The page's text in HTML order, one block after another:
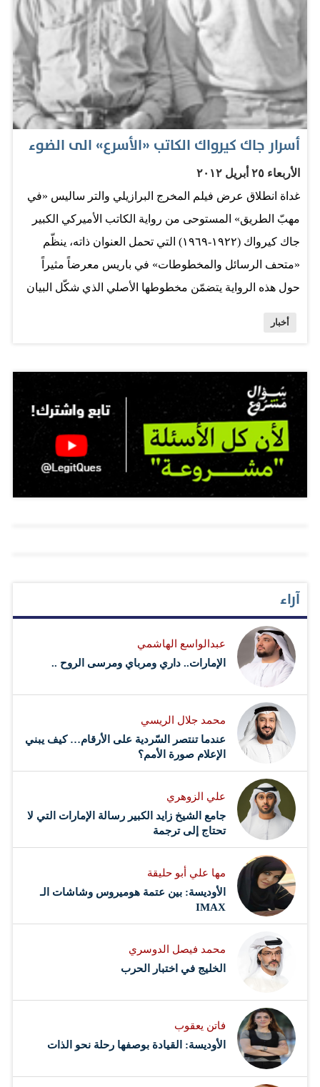
بقوة بهدف تقليص الفارق عن طريق اللاعب مشعل العجمي،
فدخلت المباراة فصول الإثارة والتحدي، حيث الهجمات
المتبادلة وتألق حراس المرميين والخطط التكتيكية المتنوعة.
وقبل نهاية الشوط الثاني بدقيقتين عاد مشعل العجمي ليحرز
هدف التعادل الذي أشعل المباراة حماسة، لتمتد نتيجة التعادل
الايجابي بهدفين لكل منهما حتى نهاية الوقت الأصلي من
أسرار جاك كيرواك الكاتب «الأسرع» الى الضوء
الأربعاء ٢٥ أبريل ٢٠١٢
غداة انطلاق عرض فيلم المخرج البرازيلي والتر ساليس «في
مهبّ الطريق» المستوحى من رواية الكاتب الأميركي الكبير
جاك كيرواك (١٩٢٢-١٩٦٩) التي تحمل العنوان ذاته، ينظّم
«متحف الرسائل والمخطوطات» في باريس معرضاً مثيراً
حول هذه الرواية يتضمّن مخطوطها الأصلي الذي شكّل البيان
وتجدر الإشارة أولاً إلى أن كيرواك خطّ روايته الأسطورية عام
١٩٥١ على أثر حمّى كتابية دفعته إلى إسقاط نصّها الطويل
(١٢٥ ألف كلمة) على آلته الكاتبة خلال عشرين يوماً فقط. وقد
روى في هذا النص مغامرات أصدقائه، وعلى رأسهم رفيق
دربه نيل كاسيدي الذي أوحى إليه بفكرة الكتاب، مستخدماً في
ذلك نثراً عفوياً مثيراً استعار تقنياته من الآلية السرّيالية. نصٌّ
فصول. وقبل انطلاقه في هذا المشروع الروائي، كتب كيرواك:
«سأعثر على لفافة ورقٍ من ذلك الذي يُستخدَم لتغطية
الرفوف. سأُدخِل هذه اللفافة في آلتي الكاتبة وأنطلق في
الطباعة بأقصى سرعة، غير مكترث لتلك…
أخبار
آراء
عبدالواسع الهاشمي
الإمارات.. داري ومرباي ومرسى الروح ..
محمد جلال الريسي
عندما تنتصر السّردية على الأرقام… كيف يبني
الإعلام صورة الأمم؟
علي الزوهري
جامع الشيخ زايد الكبير رسالة الإمارات التي لا
تحتاج إلى ترجمة
مها علي أبو حليقة
الأوديسة: بين عتمة هوميروس وشاشات الـ
IMAX
محمد فيصل الدوسري ​
‏الخليج في اختبار الحرب
فاتن يعقوب
الأوديسة: القيادة بوصفها رحلة نحو الذات